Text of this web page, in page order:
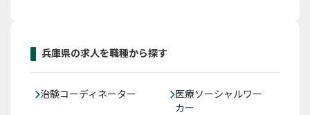
兵庫県の求人を職種から探す
治験コーディネーター
医療ソーシャルワー
カー